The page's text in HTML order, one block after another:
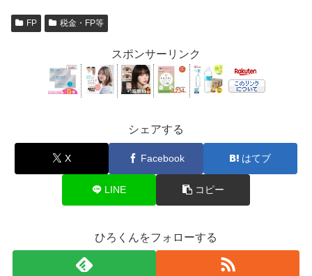
FP 税金・FP等
スポンサーリンク
シェアする
X Facebook はてブ
LINE コピー
ひろくんをフォローする